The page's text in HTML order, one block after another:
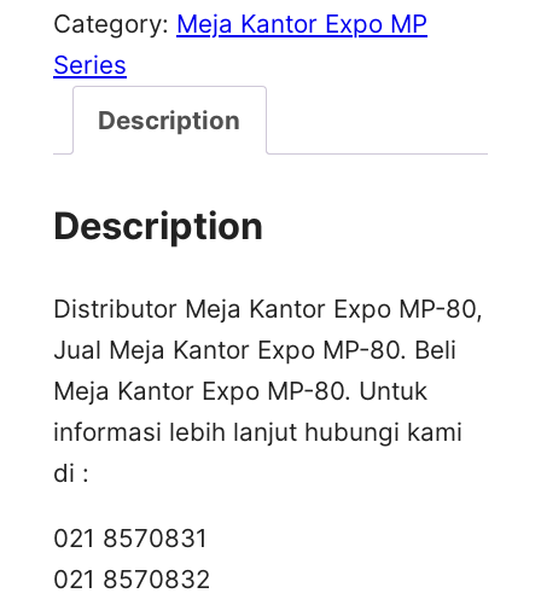
Category: Meja Kantor Expo MP
Series
Description
Description
Distributor Meja Kantor Expo MP-80,
Jual Meja Kantor Expo MP-80. Beli
Meja Kantor Expo MP-80. Untuk
informasi lebih lanjut hubungi kami
di :
021 8570831
021 8570832